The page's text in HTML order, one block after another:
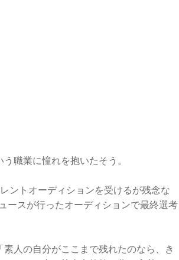
職業に憧れを抱いたそう。
ントオーディションを受けるが残念な
ースが行ったオーディションで最終選考
人の自分がここまで残れたのなら、き